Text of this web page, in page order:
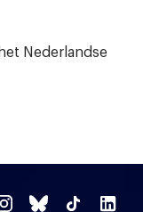
Nederlandse